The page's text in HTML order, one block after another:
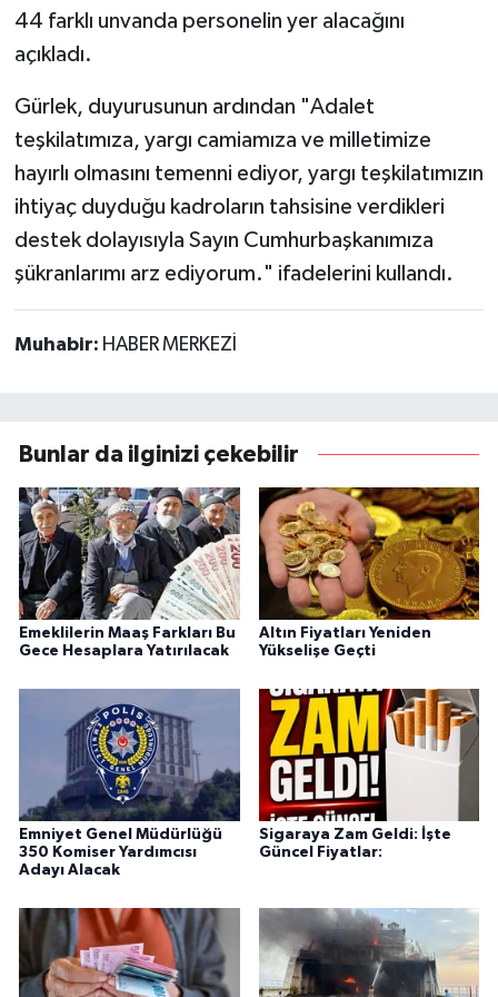
44 farklı unvanda personelin yer alacağını
açıkladı.
Gürlek, duyurusunun ardından "Adalet
teşkilatımıza, yargı camiamıza ve milletimize
hayırlı olmasını temenni ediyor, yargı teşkilatımızın
ihtiyaç duyduğu kadroların tahsisine verdikleri
destek dolayısıyla Sayın Cumhurbaşkanımıza
şükranlarımı arz ediyorum." ifadelerini kullandı.
Muhabir: HABER MERKEZİ
Bunlar da ilginizi çekebilir
Emeklilerin Maaş Farkları Bu
Gece Hesaplara Yatırılacak
Altın Fiyatları Yeniden
Yükselişe Geçti
Emniyet Genel Müdürlüğü
350 Komiser Yardımcısı
Adayı Alacak
Sigaraya Zam Geldi: İşte
Güncel Fiyatlar: